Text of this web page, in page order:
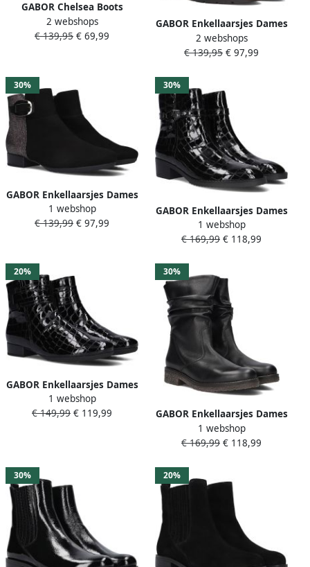
GABOR Chelsea Boots
Dames 451 Maat: 37
Materiaal: Suède Kleur:
2 webshops
€ 139,95 € 69,99
GABOR Enkellaarsjes Dames
653.1 Maat: 40 Materiaal:
Leer Kleur: Zwart
2 webshops
€ 139,95 € 97,99
30%
GABOR Enkellaarsjes Dames
714.1 Maat: 40 5 Materiaal:
Suède Kleur: Zwart
1 webshop
€ 139,99 € 97,99
30%
GABOR Enkellaarsjes Dames
511 Maat: 40 5 Materiaal:
Lakleer Kleur: Zwart
1 webshop
€ 169,99 € 118,99
20%
GABOR Enkellaarsjes Dames
712 Maat: 35 Materiaal:
Lakleer Kleur: Zwart
1 webshop
€ 149,99 € 119,99
30%
GABOR Enkellaarsjes Dames
013 Maat: 35 5 Materiaal:
Leer Kleur: Zwart
1 webshop
€ 169,99 € 118,99
30% 20%